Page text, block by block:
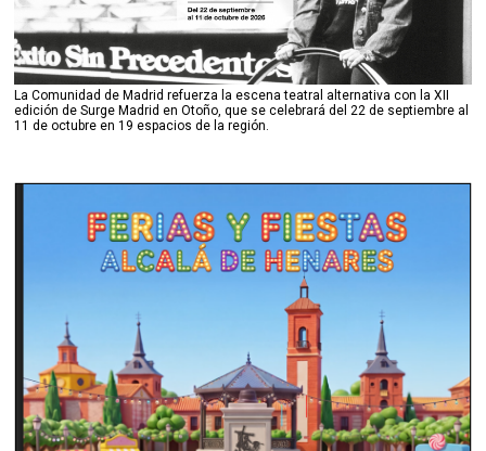
La Comunidad de Madrid refuerza la escena teatral alternativa con la XII
edición de Surge Madrid en Otoño, que se celebrará del 22 de septiembre al
11 de octubre en 19 espacios de la región.